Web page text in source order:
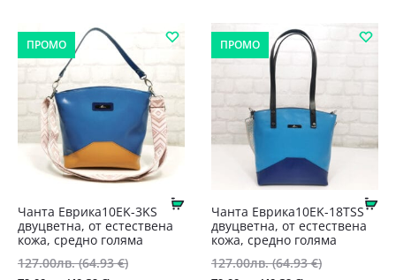
ПРОМО
Купи
Чанта Еврика10EK-3KS
двуцветна, от естествена
кожа, средно голяма
127.00лв. (64.93 €)Original
ПРОМО
Чанта Еврика10EK-18TSS
двуцветна, от естествена
кожа, средно голяма
127.00лв. (64.93 €)Original